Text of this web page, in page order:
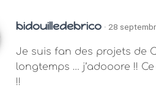
bidouilledebrico · 28
Je suis fan des projets de
longtemps … j’adooore !!
!!